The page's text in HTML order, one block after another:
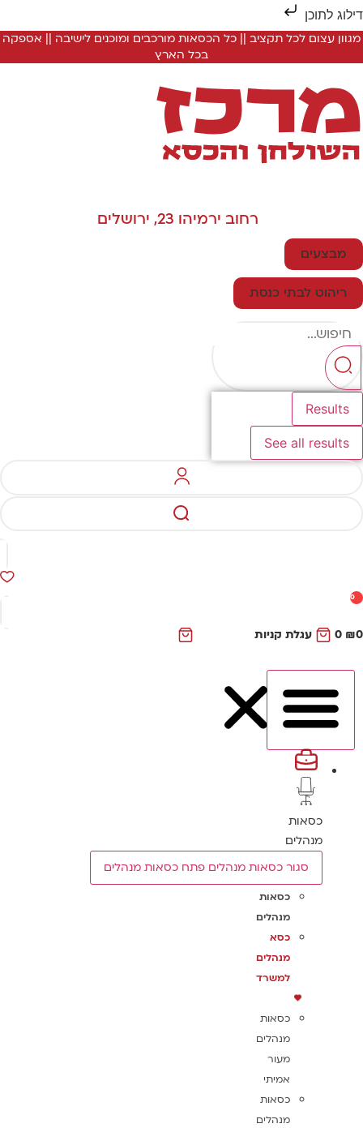
לתוכן
מגוון עצום לכל תקציב || כל הכסאות מורכבים ומוכנים לישיבה || אספקה
בכל הארץ
רחוב ירמיהו 23, ירושלים
מבצעים
ריהוט לבתי כנסת
Results
See all results
0
₪
0 עגלת קניות
כסאות
מנהלים
סגור כסאות מנהלים פתח כסאות מנהלים
כסאות
מנהלים
כסא
מנהלים
למשרד
כסאות
מנהלים
מעור
אמיתי
כסאות
מנהלים